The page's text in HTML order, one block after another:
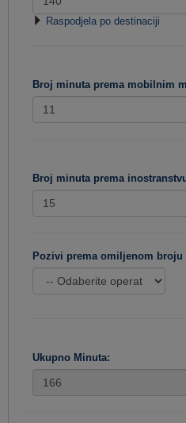
Raspodjela po destinaciji
Broj minuta prema mobilnim
Broj minuta prema
Pozivi prema omiljenom broju
Ukupno Minuta: